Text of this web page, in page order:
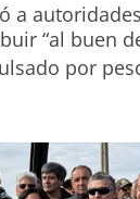
a
“al buen
por